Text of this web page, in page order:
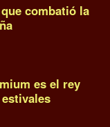
combatió la
es el rey